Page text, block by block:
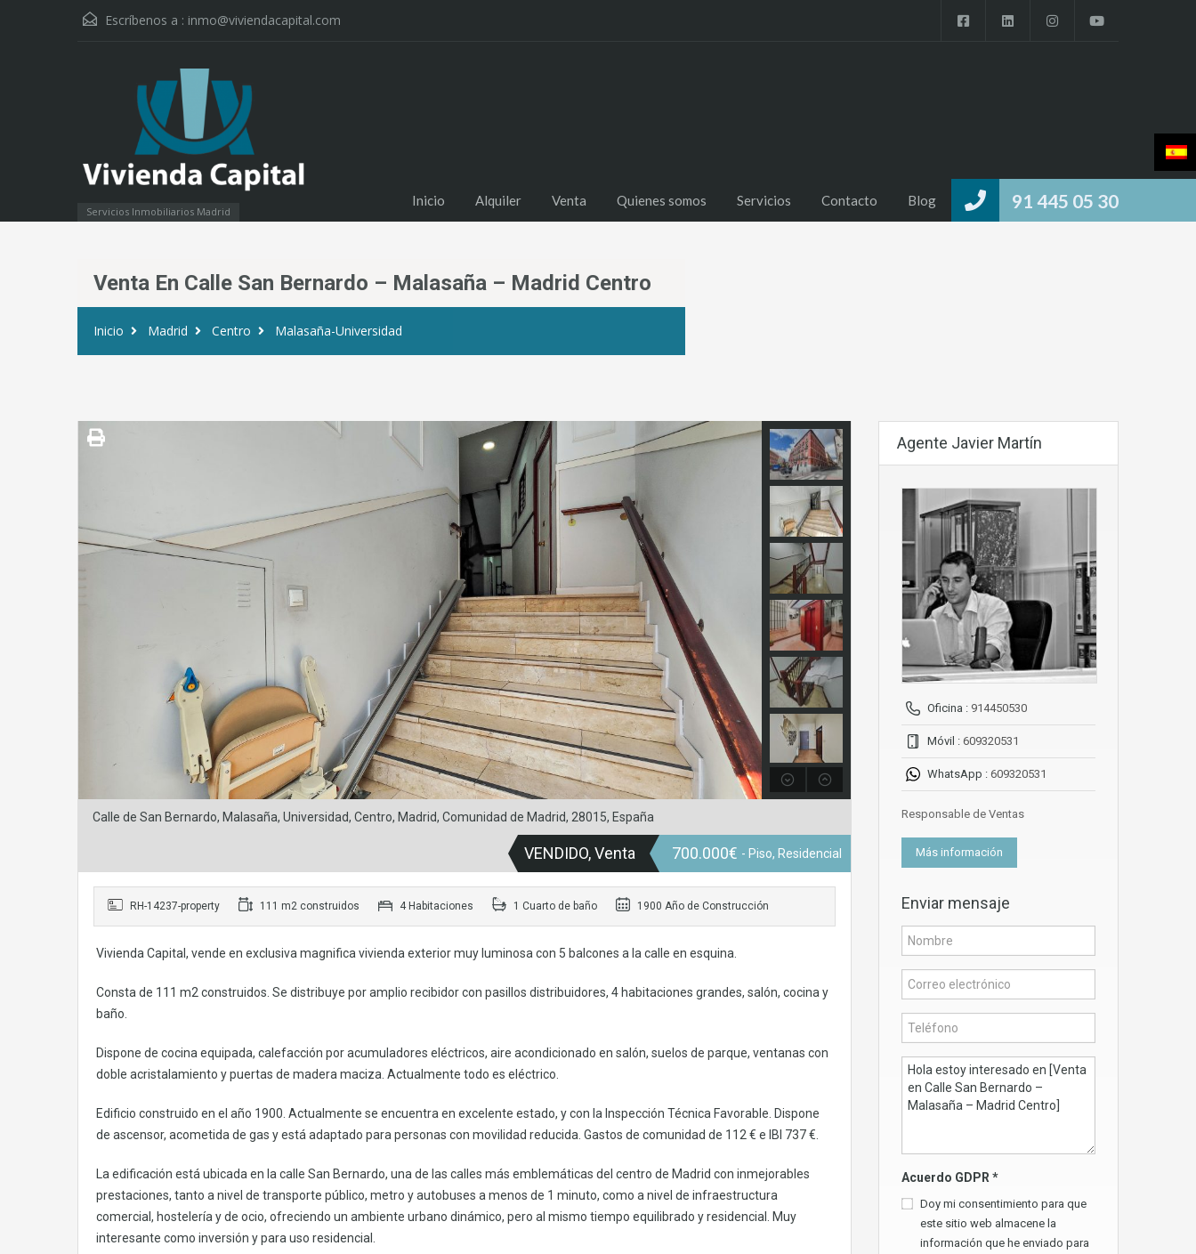
Escríbenos a : inmo@viviendacapital.com
Servicios Inmobiliarios Madrid 91 445 05 30
Inicio Alquiler Venta Quienes somos Servicios Contacto Blog
Venta En Calle San Bernardo – Malasaña – Madrid Centro
Inicio Madrid Centro Malasaña-Universidad
Calle de San Bernardo, Malasaña, Universidad, Centro, Madrid, Comunidad de Madrid, 28015, España
VENDIDO, Venta 700.000€ - Piso, Residencial
RH-14237-property 111 m2 construidos 4 Habitaciones 1 Cuarto de baño 1900 Año de Construcción
Vivienda Capital, vende en exclusiva magnifica vivienda exterior muy luminosa con 5 balcones a la calle en esquina.
Consta de 111 m2 construidos. Se distribuye por amplio recibidor con pasillos distribuidores, 4 habitaciones grandes, salón, cocina y
baño.
Dispone de cocina equipada, calefacción por acumuladores eléctricos, aire acondicionado en salón, suelos de parque, ventanas con
doble acristalamiento y puertas de madera maciza. Actualmente todo es eléctrico.
Edificio construido en el año 1900. Actualmente se encuentra en excelente estado, y con la Inspección Técnica Favorable. Dispone
de ascensor, acometida de gas y está adaptado para personas con movilidad reducida. Gastos de comunidad de 112 € e IBI 737 €.
La edificación está ubicada en la calle San Bernardo, una de las calles más emblemáticas del centro de Madrid con inmejorables
prestaciones, tanto a nivel de transporte público, metro y autobuses a menos de 1 minuto, como a nivel de infraestructura
comercial, hostelería y de ocio, ofreciendo un ambiente urbano dinámico, pero al mismo tiempo equilibrado y residencial. Muy
interesante como inversión y para uso residencial.
Agente Javier Martín
Oficina : 914450530
Móvil : 609320531
WhatsApp : 609320531
Responsable de Ventas
Más información
Enviar mensaje
Acuerdo GDPR *
Doy mi consentimiento para que
este sitio web almacene la
información que he enviado para